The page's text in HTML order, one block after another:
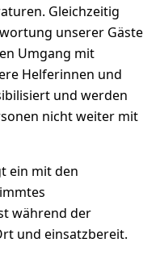
Gleichzeitig
unserer Gäste
Umgang mit
Helferinnen und
und werden
nicht weiter mit
ein mit den
während der
und einsatzbereit.